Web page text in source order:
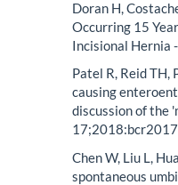
Doran H,
Occurring 15
Incisional Hernia
Patel R, Reid
causing
discussion of the
Chen W, Liu L,
spontaneous